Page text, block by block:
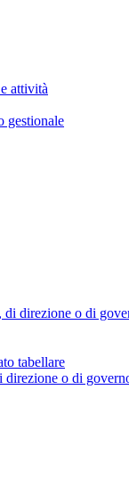
attività
gestionale
direzione o di
tabellare
o di